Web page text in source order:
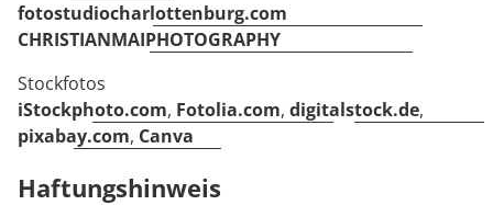
fotostudiocharlottenburg.com
CHRISTIANMAIPHOTOGRAPHY
Stockfotos
iStockphoto.com, Fotolia.com, digitalstock.de,
pixabay.com, Canva
Haftungshinweis